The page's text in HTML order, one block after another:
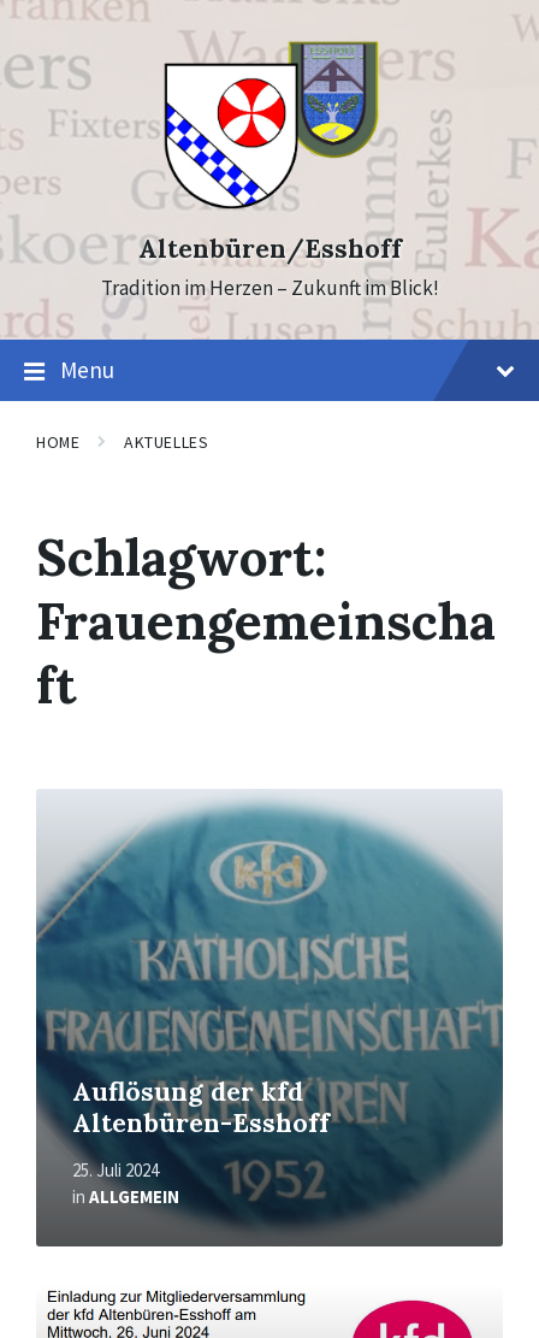
Skip
content
Skip
footer
Altenbüren/Esshoff
Tradition im Herzen – Zukunft im Blick!
Menu
HOME AKTUELLES
Schlagwort:
Frauengemeinscha
ft
Auflösung der kfd
Altenbüren-Esshoff
25. Juli 2024
in ALLGEMEIN
Mehr
Mehr
erfahren